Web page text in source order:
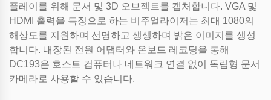
플레이를 위해 문서 및 3D 오브젝트를 캡처합니다. VGA 및
HDMI 출력을 특징으로 하는 비주얼라이저는 최대 1080의
해상도를 지원하며 선명하고 생생하며 밝은 이미지를 생성
합니다. 내장된 전원 어댑터와 온보드 레코딩을 통해
DC193은 호스트 컴퓨터나 네트워크 연결 없이 독립형 문서
카메라로 사용할 수 있습니다.